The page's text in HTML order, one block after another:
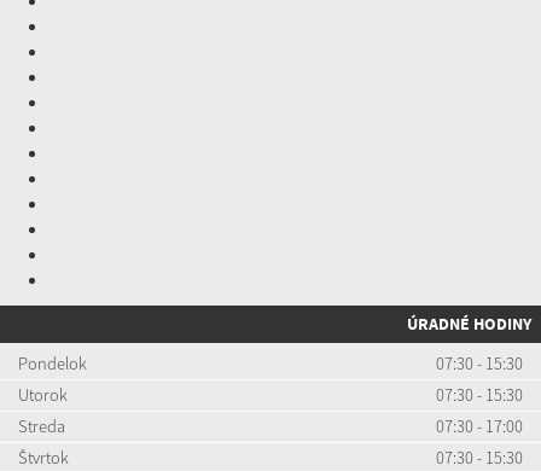
ÚRADNÉ HODINY
Pondelok
07:30 - 15:30
Utorok
07:30 - 15:30
Streda
07:30 - 17:00
Štvrtok
07:30 - 15:30